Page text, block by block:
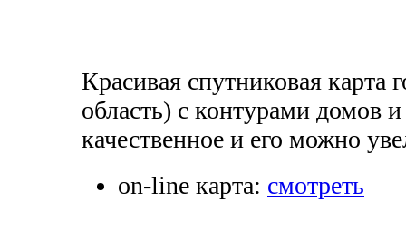
Красивая спутниковая карта
область) с контурами домов
качественное и его можно
on-line карта: смотреть